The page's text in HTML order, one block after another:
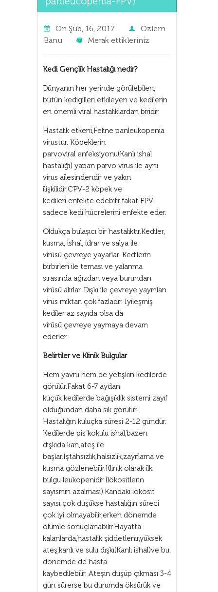
On Şub, 16, 2017
Ozlem
Banu
Merak ettikleriniz
Kedi Gençlik Hastalığı nedir?
Dünyanın her yerinde görülebilen,
bütün kedigilleri etkileyen ve kedilerin
en önemli viral hastalıklardan biridir.
Hastalık etkeni,Feline panleukopenia
virustur. Köpeklerin
parvoviral enfeksiyonu(Kanlı ishal
hastalığı) yapan parvo virus ile aynı
virus ailesindendir ve yakın
ilişkilidir.CPV-2 köpek ve
kedileri enfekte edebilir fakat FPV
sadece kedi hücrelerini enfekte eder.
Oldukça bulaşıcı bir hastalıktır.Kediler,
kusma, ishal, idrar ve salya ile
virüsü çevreye yayarlar. Kedilerin
birbirleri ile teması ve yalanma
sırasında ağızdan veya burundan
virüsü alırlar. Dışkı ile çevreye yayınlan
virüs miktarı çok fazladır. İyileşmiş
kediler az sayıda olsa da
virüsü çevreye yaymaya devam
ederler.
Belirtiler ve Klinik Bulgular
Hem yavru hem de yetişkin kedilerde
görülür.Fakat 6-7 aydan
küçük kedilerde bağışıklık sistemi zayıf
olduğundan daha sık görülür.
Hastalığın kuluçka süresi 2-12 gündür.
Kedilerde pis kokulu ishal,bazen
dışkıda kan,ateş ile
başlar.İştahsızlık,halsizlik,zayıflama ve
kusma gözlenebilir.Klinik olarak ilk
bulgu leukopenidir (lökositlerin
sayısının azalması).Kandaki lökosit
sayısı çok düşükse hastalığın süreci
çok iyi olmayabilir,erken dönemde
ölümle sonuçlanabilir.Hayatta
kalanlarda,hastalık şiddetlenir,yüksek
ateş,kanlı ve sulu dışkı(Kanlı ishal)ve bu
dönemde de hasta
kaybedilebilir. Ateşin düşüp çıkması 3-4
gün sürerse bu durumda öksürük ve